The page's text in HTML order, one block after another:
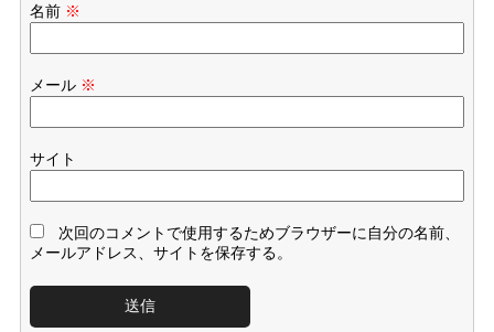
名前 ※
メール ※
サイト
次回のコメントで使用するためブラウザーに自分の名前、
メールアドレス、サイトを保存する。